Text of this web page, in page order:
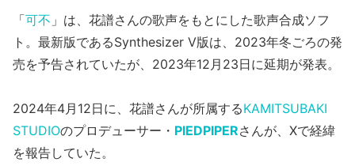
「可不 」は、花譜さんの歌声をもとにした歌声合成ソフ
ト。最新版であるSynthesizer V版は、2023年冬ごろの発
売を予告されていたが、2023年12月23日に延期が発表。
2024年4月12日に、花譜さんが所属するKAMITSUBAKI
STUDIOのプロデューサー・ PIEDPIPERさんが、Xで経緯
を報告していた。